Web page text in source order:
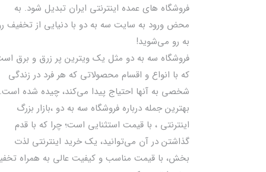
فروشگاه هاي عمده اینترنتی ایران تبدیل شود. به
محض ورود به سایت سه به دو با دنیایی از تخفيف
به رو می‌شوید!
فروشگاه سه به دو مثل یک ویترین پر زرق و برق
که با انواع و اقسام محصولاتی که هر فرد در زندگی
شخصی به آنها احتیاج پیدا می‌کند، چیده شده است.
بهترين جمله درباره فروشگاه سه به دو ،بازار بزرگ
اینترنتی ، با قيمت استثنايي است؛ چرا که با قدم
گذاشتن در آن می‌توانید، یک خرید اینترنتی لذت
بخش، با قیمت مناسب و کیفیت عالی به همراه